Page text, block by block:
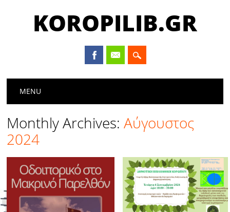
KOROPILIB.GR
Main menu
MENU
Monthly Archives:Αύγουστος
2024